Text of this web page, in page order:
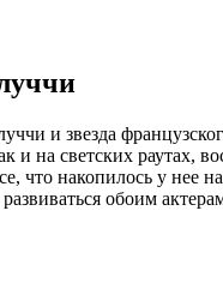
и звезда
и на светских раутах,
что накопилось у нее
обоим